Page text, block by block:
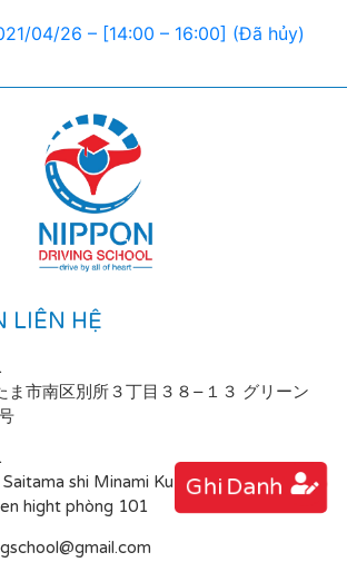
04/26 – [14:00 – 16:00] (Đã hủy)
Ghi Danh
LIÊN HỆ
ま市南区別所３丁目３８−１３ グリーン
shi Minami Ku Bessho 3-38-13
hight phòng 101